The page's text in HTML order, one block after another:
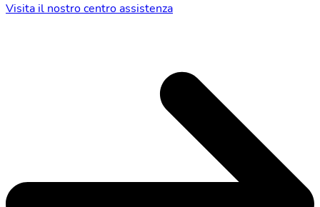
Visita il nostro centro assistenza